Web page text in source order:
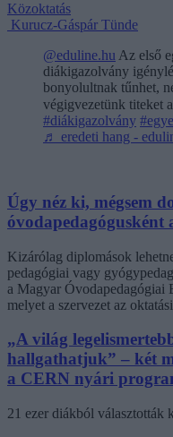
Közoktatás
Kurucz-Gáspár Tünde
@eduline.hu Az első
diákigazolvány
bonyolultnak tűnhet,
végigvezetünk titeket
#diákigazolvány
♬ eredeti hang -
Úgy néz ki, mégsem
óvodapedagógusként
Kizárólag diplomások
pedagógiai vagy
a Magyar Óvodapedagógiai
melyet a szervezet az
„A világ
hallgathatjuk” – két
a CERN nyári
21 ezer diákból választották